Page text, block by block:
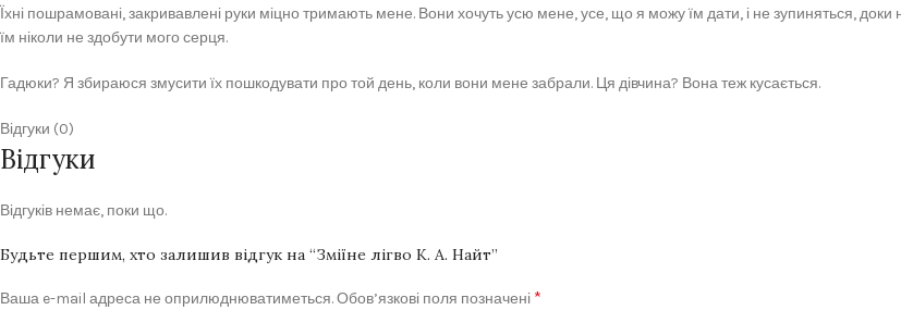
Їхні пошрамовані, закривавлені руки міцно тримають мене. Вони хочуть усю мене, усе, що я можу їм дати, і не зупиняться,
їм ніколи не здобути мого серця.
Гадюки? Я збираюся змусити їх пошкодувати про той день, коли вони мене забрали. Ця дівчина? Вона теж кусається.
Відгуки (0)
Відгуки
Відгуків немає, поки що.
Будьте першим, хто залишив відгук на “Зміїне лігво К. А. Найт”
Ваша e-mail адреса не оприлюднюватиметься.Обов’язкові поля позначені *